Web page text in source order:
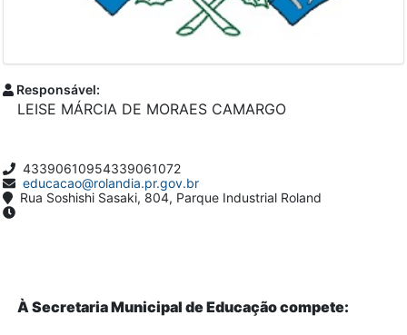
Responsável:
LEISE MÁRCIA DE MORAES CAMARGO
43390610954339061072
educacao@rolandia.pr.gov.br
Rua Soshishi Sasaki, 804, Parque Industrial Roland
À Secretaria Municipal de Educação compete: